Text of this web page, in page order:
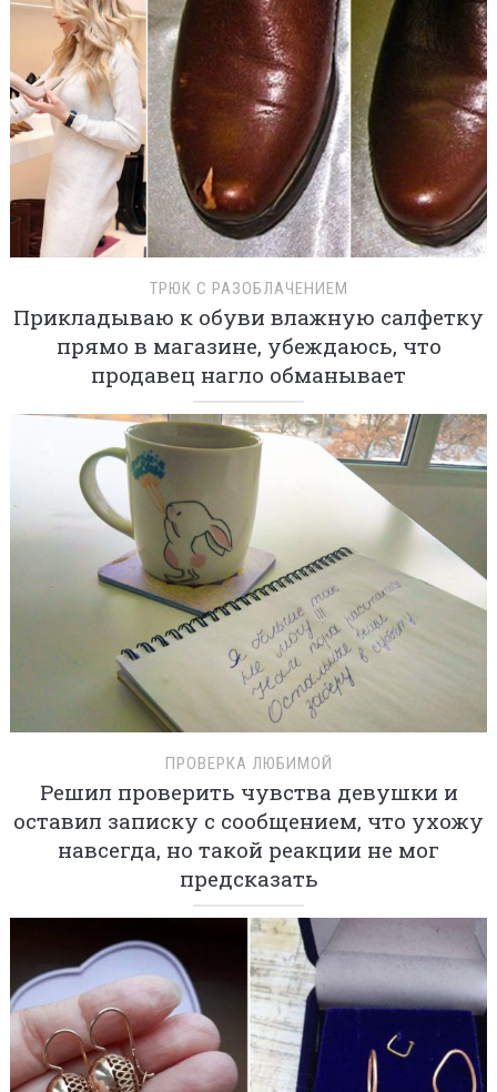
ТРЮК С РАЗОБЛАЧЕНИЕМ
Прикладываю к обуви влажную салфетку
прямо в магазине, убеждаюсь, что
продавец нагло обманывает
ПРОВЕРКА ЛЮБИМОЙ
Решил проверить чувства девушки и
оставил записку с сообщением, что ухожу
навсегда, но такой реакции не мог
предсказать